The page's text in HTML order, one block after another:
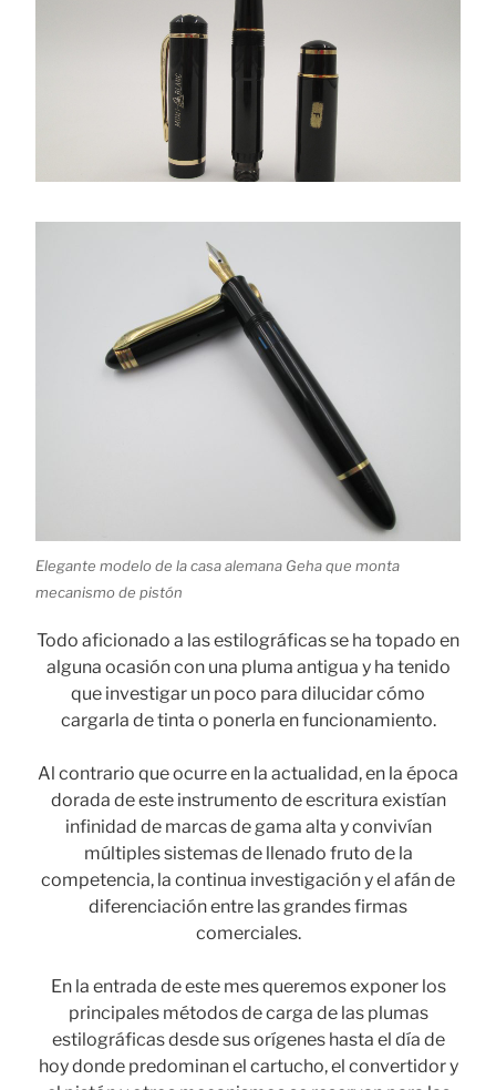
Elegante modelo de la casa alemana Geha que monta
mecanismo de pistón
Todo aficionado a las estilográficas se ha topado en
alguna ocasión con una pluma antigua y ha tenido
que investigar un poco para dilucidar cómo
cargarla de tinta o ponerla en funcionamiento.
Al contrario que ocurre en la actualidad, en la época
dorada de este instrumento de escritura existían
infinidad de marcas de gama alta y convivían
múltiples sistemas de llenado fruto de la
competencia, la continua investigación y el afán de
diferenciación entre las grandes firmas
comerciales.
En la entrada de este mes queremos exponer los
principales métodos de carga de las plumas
estilográficas desde sus orígenes hasta el día de
hoy donde predominan el cartucho, el convertidor y